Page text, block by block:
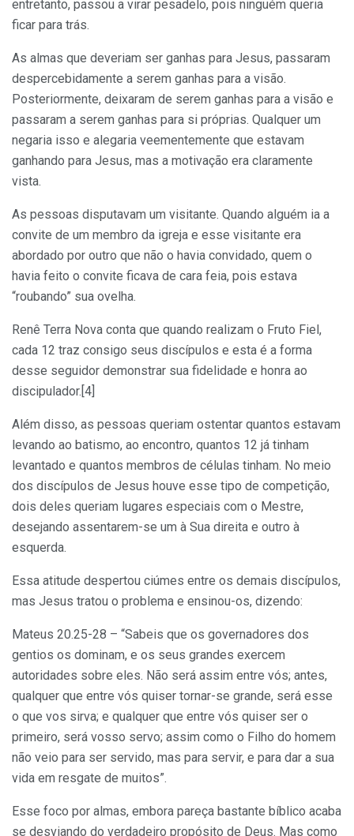
entretanto, passou a virar pesadelo, pois ninguém queria
ficar para trás.
As almas que deveriam ser ganhas para Jesus, passaram
despercebidamente a serem ganhas para a visão.
Posteriormente, deixaram de serem ganhas para a visão e
passaram a serem ganhas para si próprias. Qualquer um
negaria isso e alegaria veementemente que estavam
ganhando para Jesus, mas a motivação era claramente
vista.
As pessoas disputavam um visitante. Quando alguém ia a
convite de um membro da igreja e esse visitante era
abordado por outro que não o havia convidado, quem o
havia feito o convite ficava de cara feia, pois estava
“roubando” sua ovelha.
Renê Terra Nova conta que quando realizam o Fruto Fiel,
cada 12 traz consigo seus discípulos e esta é a forma
desse seguidor demonstrar sua fidelidade e honra ao
discipulador.[4]
Além disso, as pessoas queriam ostentar quantos estavam
levando ao batismo, ao encontro, quantos 12 já tinham
levantado e quantos membros de células tinham. No meio
dos discípulos de Jesus houve esse tipo de competição,
dois deles queriam lugares especiais com o Mestre,
desejando assentarem-se um à Sua direita e outro à
esquerda.
Essa atitude despertou ciúmes entre os demais discípulos,
mas Jesus tratou o problema e ensinou-os, dizendo:
Mateus 20.25-28 – “Sabeis que os governadores dos
gentios os dominam, e os seus grandes exercem
autoridades sobre eles. Não será assim entre vós; antes,
qualquer que entre vós quiser tornar-se grande, será esse
o que vos sirva; e qualquer que entre vós quiser ser o
primeiro, será vosso servo; assim como o Filho do homem
não veio para ser servido, mas para servir, e para dar a sua
vida em resgate de muitos”.
Esse foco por almas, embora pareça bastante bíblico acaba
se desviando do verdadeiro propósito de Deus. Mas como